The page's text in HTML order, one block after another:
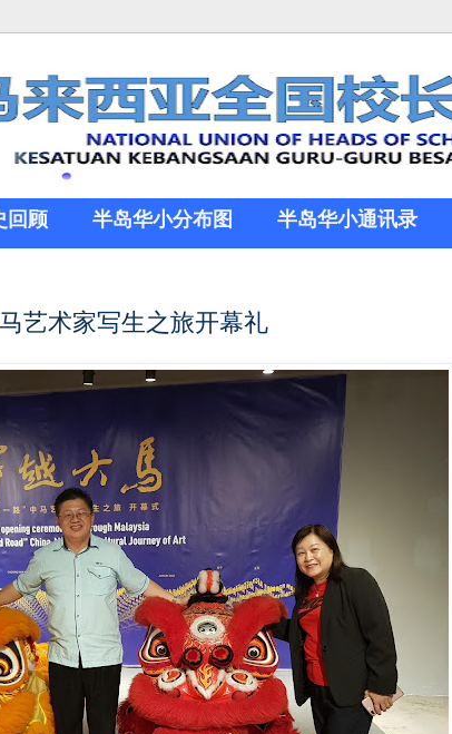
回顾 半岛华小分布图 半岛华小通讯录
艺术家写生之旅开幕礼